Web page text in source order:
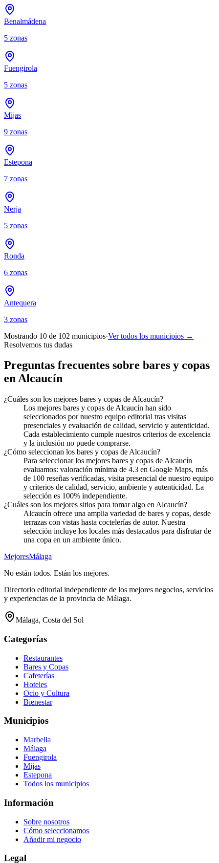
Benalmádena
5 zonas
Fuengirola
5 zonas
Mijas
9 zonas
Estepona
7 zonas
Nerja
5 zonas
Ronda
6 zonas
Antequera
3 zonas
Mostrando 10 de 102 municipios·Ver todos los municipios →
Resolvemos tus dudas
Preguntas frecuentes sobre bares y copas
en Alcaucín
¿Cuáles son los mejores bares y copas de Alcaucín?
Los mejores bares y copas de Alcaucín han sido
seleccionados por nuestro equipo editorial tras visitas
presenciales y evaluación de calidad, servicio y autenticidad.
Cada establecimiento cumple nuestros criterios de excelencia
y la inclusión no puede comprarse.
¿Cómo seleccionan los bares y copas de Alcaucín?
Para seleccionar los mejores bares y copas de Alcaucín
evaluamos: valoración mínima de 4.3 en Google Maps, más
de 100 reseñas verificadas, visita presencial de nuestro equipo
y criterios de calidad, servicio, ambiente y autenticidad. La
selección es 100% independiente.
¿Cuáles son los mejores sitios para tomar algo en Alcaucín?
Alcaucín ofrece una amplia variedad de bares y copas, desde
terrazas con vistas hasta coctelerías de autor. Nuestra
selección incluye los locales más destacados para disfrutar de
una copa en un ambiente único.
MejoresMálaga
No están todos. Están los mejores.
Directorio editorial independiente de los mejores negocios, servicios
y experiencias de la provincia de Málaga.
Málaga, Costa del Sol
Categorías
Restaurantes
Bares y Copas
Cafeterías
Hoteles
Ocio y Cultura
Bienestar
Municipios
Marbella
Málaga
Fuengirola
Mijas
Estepona
Todos los municipios
Información
Sobre nosotros
Cómo seleccionamos
Añadir mi negocio
Legal